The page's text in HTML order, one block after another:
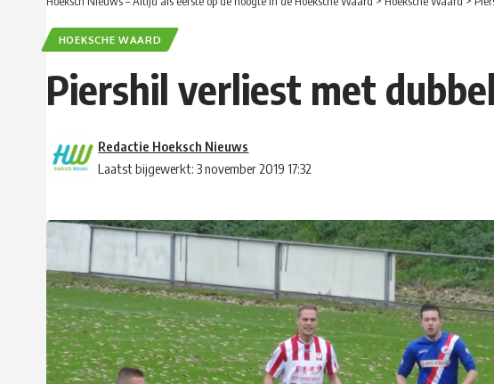
HOEKSCHE WAARD
Piershil verliest met
Laatst bijgewerkt: 3 november 2019 17:32
Redactie Hoeksch Nieuws